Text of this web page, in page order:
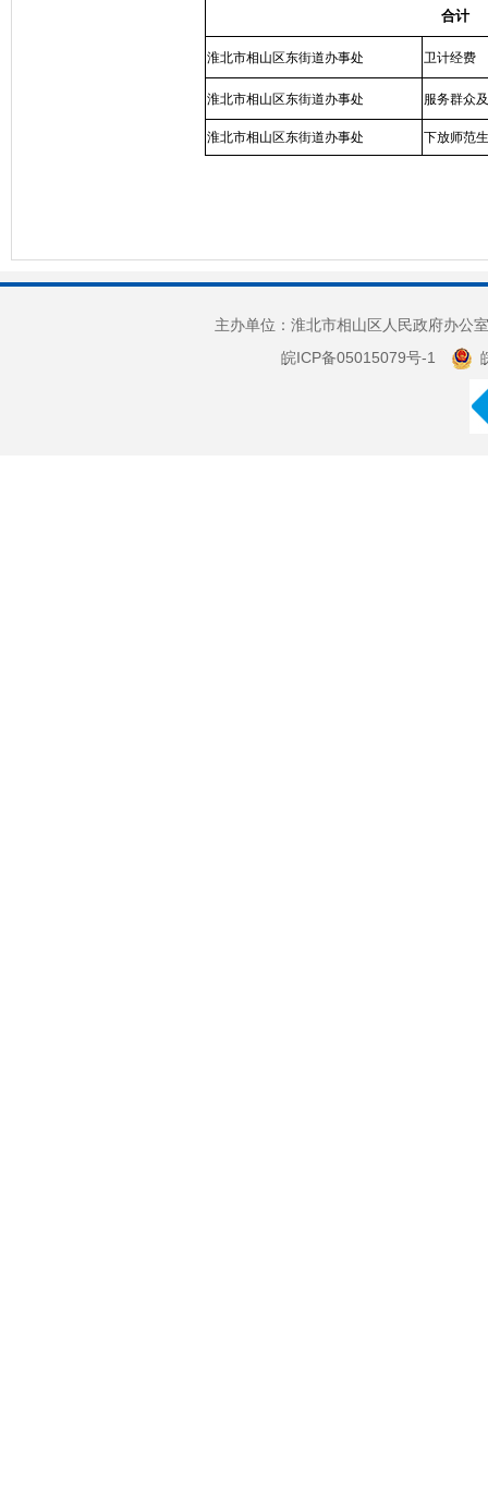
合计
淮北市相山区东街道办事处 卫计经费
淮北市相山区东街道办事处 服务群众
淮北市相山区东街道办事处 下放师范
主办单位：淮北市相山区人民政府办
皖ICP备05015079号-1